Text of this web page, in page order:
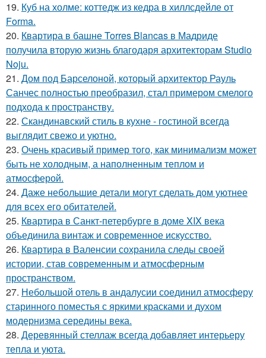
19. Куб на холме: коттедж из кедра в хиллсдейле от
Forma.
20. Квартира в башне Torres Blancas в Мадриде
получила вторую жизнь благодаря архитекторам Studio
Noju.
21. Дом под Барселоной, который архитектор Рауль
Санчес полностью преобразил, стал примером смелого
подхода к пространству.
22. Скандинавский стиль в кухне - гостиной всегда
выглядит свежо и уютно.
23. Очень красивый пример того, как минимализм может
быть не холодным, а наполненным теплом и
атмосферой.
24. Даже небольшие детали могут сделать дом уютнее
для всех его обитателей.
25. Квартира в Санкт-петербурге в доме XIX века
объединила винтаж и современное искусство.
26. Квартира в Валенсии сохранила следы своей
истории, став современным и атмосферным
пространством.
27. Небольшой отель в андалусии соединил атмосферу
старинного поместья с яркими красками и духом
модернизма середины века.
28. Деревянный стеллаж всегда добавляет интерьеру
тепла и уюта.